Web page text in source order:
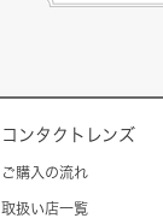
コンタクトレンズ
ご購入の流れ
取扱い店一覧